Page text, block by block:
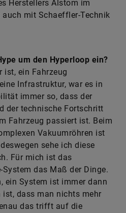
Herstellers Alstom im
mit ­Schaeffler-Technik
um den Hyperloop ein?
ist, ein Fahrzeug
Infrastruktur, war es in
immer so, dass der
der technische Fortschritt
Fahrzeug passiert ist. Beim
Vakuumröhren ist
sehe ich diese
Für mich ist das
System das Maß der Dinge.
ein System ist immer dann
dass man nichts mehr
das trifft auf die